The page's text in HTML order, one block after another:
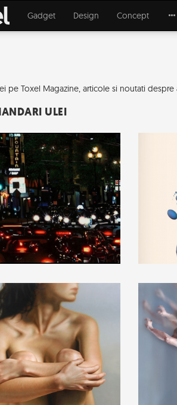
Gadget Design Concept
pe Toxel Magazine, articole si noutati
ULEI